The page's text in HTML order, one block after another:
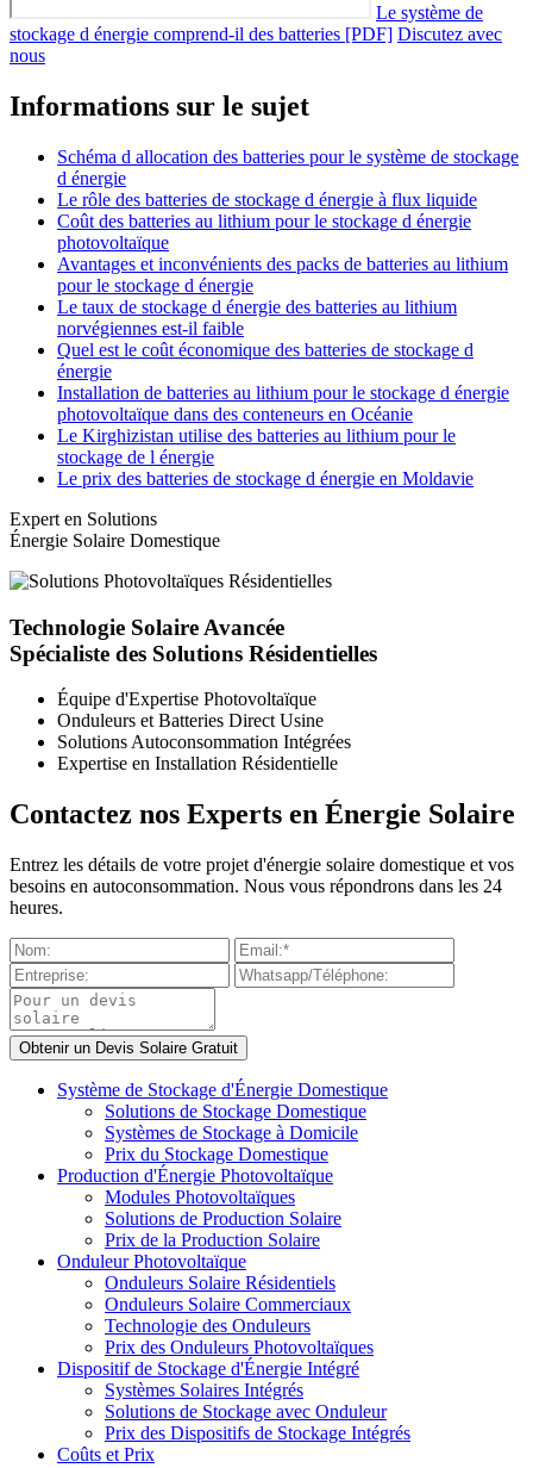
Le système de
stockage d énergie comprend-il des batteries [PDF] Discutez avec
nous
Informations sur le sujet
Schéma d allocation des batteries pour le système de stockage
d énergie
Le rôle des batteries de stockage d énergie à flux liquide
Coût des batteries au lithium pour le stockage d énergie
photovoltaïque
Avantages et inconvénients des packs de batteries au lithium
pour le stockage d énergie
Le taux de stockage d énergie des batteries au lithium
norvégiennes est-il faible
Quel est le coût économique des batteries de stockage d
énergie
Installation de batteries au lithium pour le stockage d énergie
photovoltaïque dans des conteneurs en Océanie
Le Kirghizistan utilise des batteries au lithium pour le
stockage de l énergie
Le prix des batteries de stockage d énergie en Moldavie
Expert en Solutions
Énergie Solaire Domestique
Technologie Solaire Avancée
Spécialiste des Solutions Résidentielles
Équipe d'Expertise Photovoltaïque
Onduleurs et Batteries Direct Usine
Solutions Autoconsommation Intégrées
Expertise en Installation Résidentielle
Contactez nos Experts en Énergie Solaire
Entrez les détails de votre projet d'énergie solaire domestique et vos
besoins en autoconsommation. Nous vous répondrons dans les 24
heures.
Système de Stockage d'Énergie Domestique
Solutions de Stockage Domestique
Systèmes de Stockage à Domicile
Prix du Stockage Domestique
Production d'Énergie Photovoltaïque
Modules Photovoltaïques
Solutions de Production Solaire
Prix de la Production Solaire
Onduleur Photovoltaïque
Onduleurs Solaire Résidentiels
Onduleurs Solaire Commerciaux
Technologie des Onduleurs
Prix des Onduleurs Photovoltaïques
Dispositif de Stockage d'Énergie Intégré
Systèmes Solaires Intégrés
Solutions de Stockage avec Onduleur
Prix des Dispositifs de Stockage Intégrés
Coûts et Prix